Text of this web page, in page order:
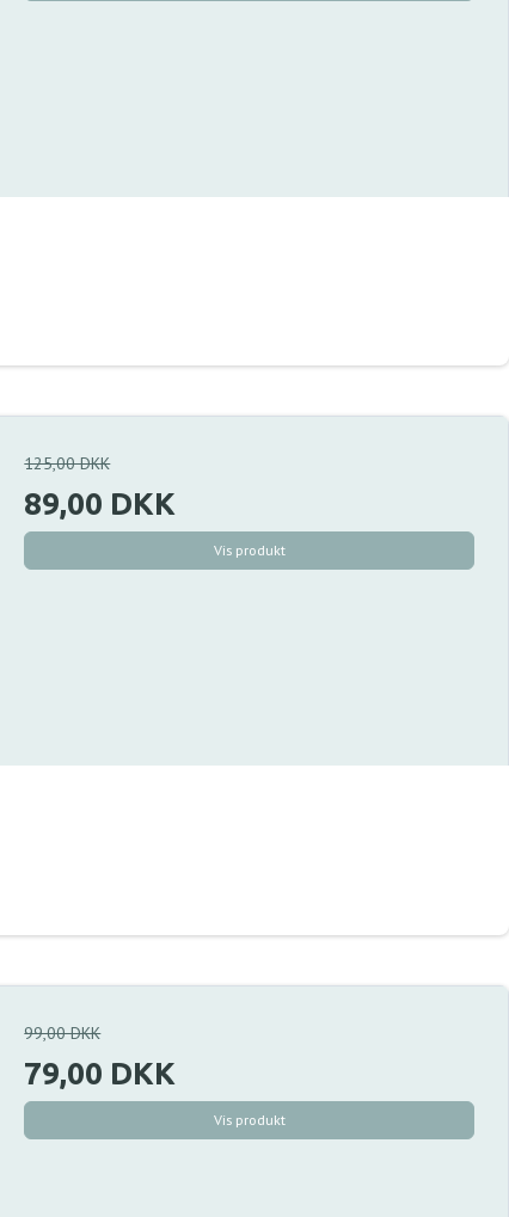
125,00 DKK
89,00 DKK
Vis produkt
99,00 DKK
79,00 DKK
Vis produkt